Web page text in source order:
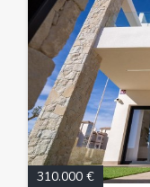
310.000 €